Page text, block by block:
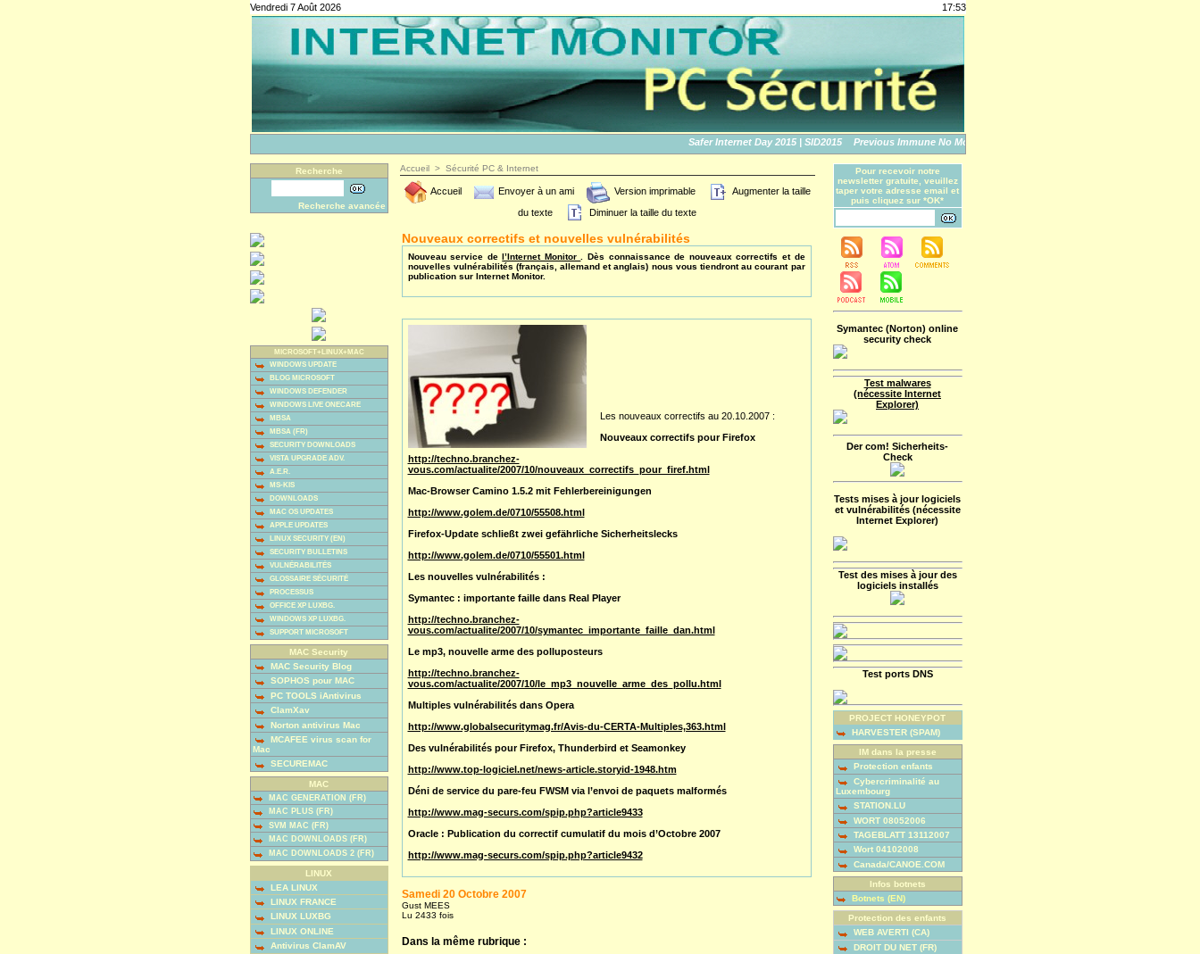
Vendredi 7 Août 2026 17:53
Safer Internet Day 2015 | SID2015 Previous Immune No More: An Apple Story
Recherche
Recherche avancée
MICROSOFT+LINUX+MAC
WINDOWS UPDATE
BLOG MICROSOFT
WINDOWS DEFENDER
WINDOWS LIVE ONECARE
MBSA
MBSA (FR)
SECURITY DOWNLOADS
VISTA UPGRADE ADV.
A.E.R.
MS-KIS
DOWNLOADS
MAC OS UPDATES
APPLE UPDATES
LINUX SECURITY (EN)
SECURITY BULLETINS
VULNÉRABILITÉS
GLOSSAIRE SÉCURITÉ
PROCESSUS
OFFICE XP LUXBG.
WINDOWS XP LUXBG.
SUPPORT MICROSOFT
MAC Security
MAC Security Blog
SOPHOS pour MAC
PC TOOLS iAntivirus
ClamXav
Norton antivirus Mac
MCAFEE virus scan for
Mac
SECUREMAC
MAC
MAC GENERATION (FR)
MAC PLUS (FR)
SVM MAC (FR)
MAC DOWNLOADS (FR)
MAC DOWNLOADS 2 (FR)
LINUX
LEA LINUX
LINUX FRANCE
LINUX LUXBG
LINUX ONLINE
Antivirus ClamAV
Accueil > Sécurité PC & Internet
Accueil Envoyer à un ami Version imprimable
Augmenter la taille
du texte
Diminuer la taille du texte
Nouveaux correctifs et nouvelles vulnérabilités
Nouveau service del’Internet Monitor
. Dès connaissance de nouveaux correctifs et de
nouvelles vulnérabilités (français, allemand et anglais) nous vous tiendront au courant par
publication sur Internet Monitor.
Les nouveaux correctifs au 20.10.2007 :
Nouveaux correctifs pour Firefox
http://techno.branchez-
vous.com/actualite/2007/10/nouveaux_correctifs_pour_firef.html
Mac-Browser Camino 1.5.2 mit Fehlerbereinigungen
http://www.golem.de/0710/55508.html
Firefox-Update schließt zwei gefährliche Sicherheitslecks
http://www.golem.de/0710/55501.html
Les nouvelles vulnérabilités :
Symantec : importante faille dans Real Player
http://techno.branchez-
vous.com/actualite/2007/10/symantec_importante_faille_dan.html
Le mp3, nouvelle arme des polluposteurs
http://techno.branchez-
vous.com/actualite/2007/10/le_mp3_nouvelle_arme_des_pollu.html
Multiples vulnérabilités dans Opera
http://www.globalsecuritymag.fr/Avis-du-CERTA-Multiples,363.html
Des vulnérabilités pour Firefox, Thunderbird et Seamonkey
http://www.top-logiciel.net/news-article.storyid-1948.htm
Déni de service du pare-feu FWSM via l’envoi de paquets malformés
http://www.mag-securs.com/spip.php?article9433
Oracle : Publication du correctif cumulatif du mois d’Octobre 2007
http://www.mag-securs.com/spip.php?article9432
Samedi 20 Octobre 2007
Gust MEES
Lu 2433 fois
Dans la même rubrique :
Pour recevoir notre
newsletter gratuite, veuillez
taper votre adresse email et
puis cliquez sur *OK*
Symantec (Norton) online
security check
Test malwares
(nécessite Internet
Explorer)
Der com! Sicherheits-
Check
Tests mises à jour logiciels
et vulnérabilités (nécessite
Internet Explorer)
Test des mises à jour des
logiciels installés
Test ports DNS
PROJECT HONEYPOT
HARVESTER (SPAM)
IM dans la presse
Protection enfants
Cybercriminalité au
Luxembourg
STATION.LU
WORT 08052006
TAGEBLATT 13112007
Wort 04102008
Canada/CANOE.COM
Infos botnets
Botnets (EN)
Protection des enfants
WEB AVERTI (CA)
DROIT DU NET (FR)